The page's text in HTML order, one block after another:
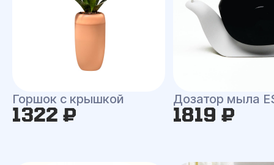
Горшок с крышкой
1322 ₽
Дозатор мыла
1819 ₽